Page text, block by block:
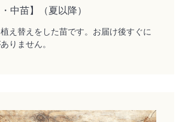
中苗】（夏以降）
え替えをした苗です。お届け後すぐに
りません。